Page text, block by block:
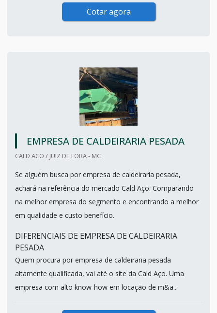
Cotar agora
EMPRESA DE CALDEIRARIA PESADA
CALD ACO / JUIZ DE FORA - MG
Se alguém busca por empresa de caldeiraria pesada,
achará na referência do mercado Cald Aço. Comparando
na melhor empresa do segmento e encontrando a melhor
em qualidade e custo benefício.
DIFERENCIAIS DE EMPRESA DE CALDEIRARIA
PESADA
Quem procura por empresa de caldeiraria pesada
altamente qualificada, vai até o site da Cald Aço. Uma
empresa com alto know-how em locação de m&a...